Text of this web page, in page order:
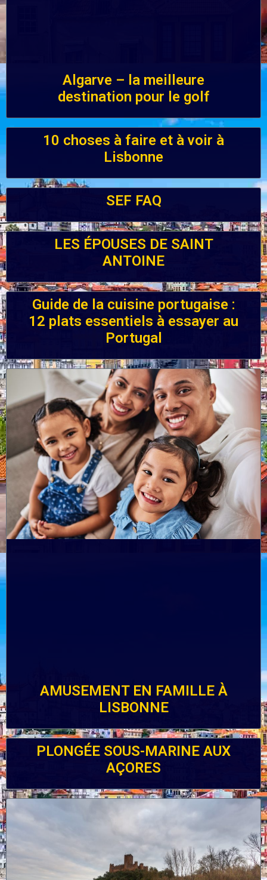
Algarve – la meilleure
destination pour le golf
10 choses à faire et à voir à
Lisbonne
SEF FAQ
LES ÉPOUSES DE SAINT
ANTOINE
Guide de la cuisine portugaise :
12 plats essentiels à essayer au
Portugal
AMUSEMENT EN FAMILLE À
LISBONNE
PLONGÉE SOUS-MARINE AUX
AÇORES